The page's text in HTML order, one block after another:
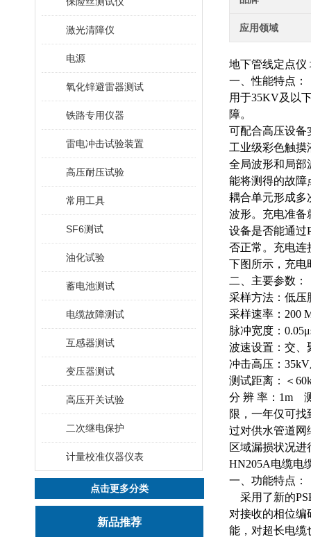
激光清障仪
电源
氧化锌避雷器测试
铁路专用仪器
雷电冲击试验装置
高压耐压试验
常用工具
SF6测试
油化试验
蓄电池测试
电缆故障测试
互感器测试
变压器测试
高压开关试验
二次继电保护
计量校准仪器仪表
点击更多分类
新品推荐
应用领域
地下管线定点仪
一、性能特点：
用于35KV及以
障。
可配合高压设备
工业级彩色触
全局波形和局部
能将测得的故障
耦合单元形成多
波形。充电准备
设备是否能通过
否正常。充电连
下图所示，充电
二、主要参数：
采样方法：低压
采样速率： 200
脉冲宽度： 0.05μ
波速设置：交、
冲击高压： 35kV
测试距离：＜
分 辨 率： 1m
限，一年仅可
过对供水管道网
区域漏损状况
HN205A电缆电
一、功能特点：
采用了新的
对接收的相位
能，对超长电缆